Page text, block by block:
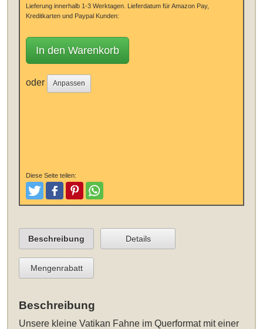
Lieferung innerhalb 1-3 Werktagen. Lieferdatum für Amazon Pay,
Kreditkarten und Paypal Kunden:
In den Warenkorb
oder Anpassen
Diese Seite teilen:
TweetenPostenPinterestTeilen
Beschreibung Details
Mengenrabatt
Beschreibung
Unsere kleine Vatikan Fahne im Querformat mit einer